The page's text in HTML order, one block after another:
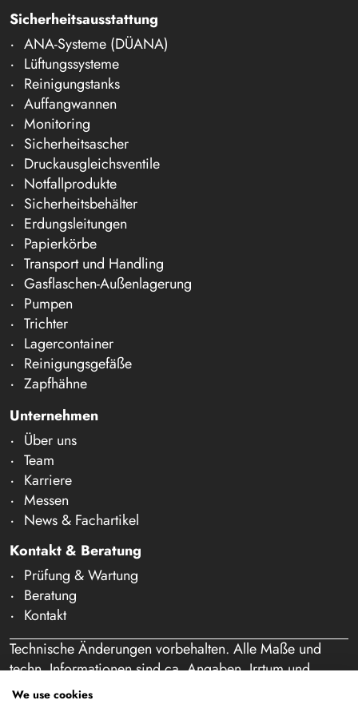
Sicherheitsausstattung
ANA-Systeme (DÜANA)
Lüftungssysteme
Reinigungstanks
Auffangwannen
Monitoring
Sicherheitsascher
Druckausgleichsventile
Notfallprodukte
Sicherheitsbehälter
Erdungsleitungen
Papierkörbe
Transport und Handling
Gasflaschen-Außenlagerung
Pumpen
Trichter
Lagercontainer
Reinigungsgefäße
Zapfhähne
Unternehmen
Über uns
Team
Karriere
Messen
News & Fachartikel
Kontakt & Beratung
Prüfung & Wartung
Beratung
Kontakt
Technische Änderungen vorbehalten. Alle Maße und
techn. Informationen sind ca. Angaben. Irrtum und
Schreibfehler vorbehalten. Unser Angebot richtet sich
We use cookies